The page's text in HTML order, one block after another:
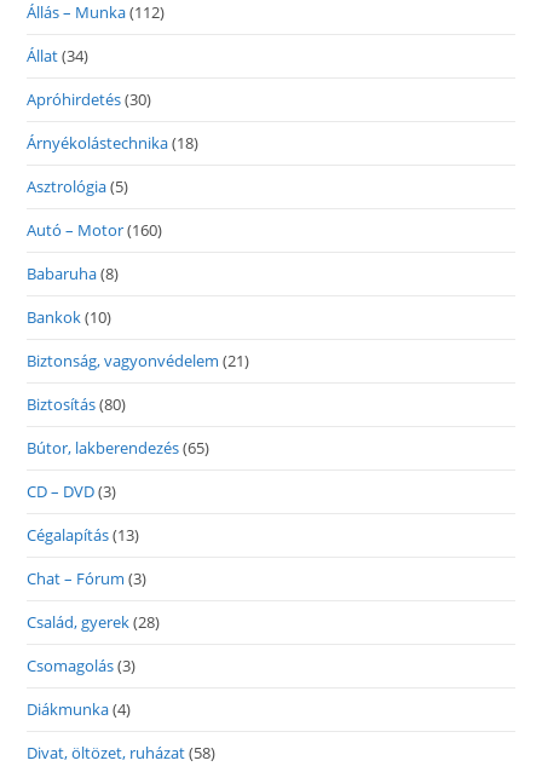
Állás – Munka(112)
Állat(34)
Apróhirdetés(30)
Árnyékolástechnika(18)
Asztrológia(5)
Autó – Motor(160)
Babaruha(8)
Bankok(10)
Biztonság, vagyonvédelem (21)
Biztosítás(80)
Bútor, lakberendezés(65)
CD – DVD(3)
Cégalapítás(13)
Chat – Fórum (3)
Család, gyerek(28)
Csomagolás(3)
Diákmunka(4)
Divat, öltözet, ruházat(58)